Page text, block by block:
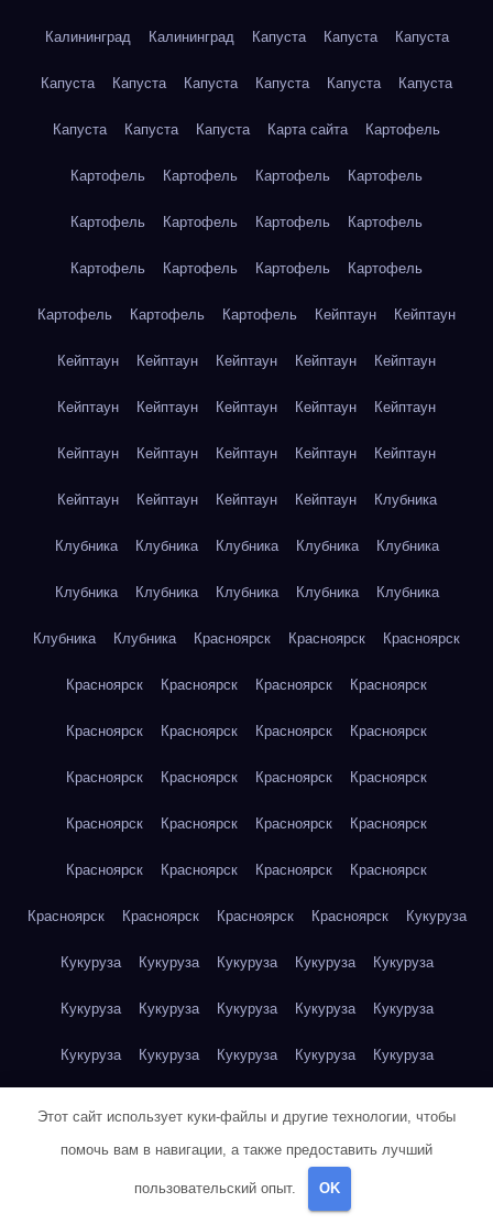
Калининград Калининград Капуста Капуста Капуста
Капуста Капуста Капуста Капуста Капуста Капуста
Капуста Капуста Капуста Карта сайта Картофель
Картофель Картофель Картофель Картофель
Картофель Картофель Картофель Картофель
Картофель Картофель Картофель Картофель
Картофель Картофель Картофель Кейптаун Кейптаун
Кейптаун Кейптаун Кейптаун Кейптаун Кейптаун
Кейптаун Кейптаун Кейптаун Кейптаун Кейптаун
Кейптаун Кейптаун Кейптаун Кейптаун Кейптаун
Кейптаун Кейптаун Кейптаун Кейптаун Клубника
Клубника Клубника Клубника Клубника Клубника
Клубника Клубника Клубника Клубника Клубника
Клубника Клубника Красноярск Красноярск Красноярск
Красноярск Красноярск Красноярск Красноярск
Красноярск Красноярск Красноярск Красноярск
Красноярск Красноярск Красноярск Красноярск
Красноярск Красноярск Красноярск Красноярск
Красноярск Красноярск Красноярск Красноярск
Красноярск Красноярск Красноярск Красноярск Кукуруза
Кукуруза Кукуруза Кукуруза Кукуруза Кукуруза
Кукуруза Кукуруза Кукуруза Кукуруза Кукуруза
Кукуруза Кукуруза Кукуруза Кукуруза Кукуруза
Куриная грудка Куриная грудка Куриная грудка
Куриная грудка Куриная грудка Куриная грудка
Этот сайт использует куки-файлы и другие технологии, чтобы
помочь вам в навигации, а также предоставить лучший
пользовательский опыт. OK